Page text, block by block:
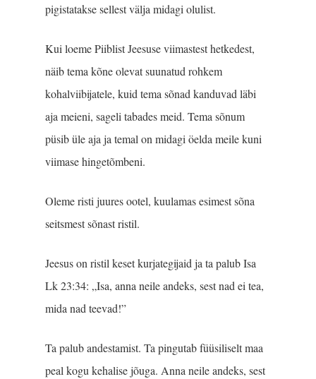
pigistatakse sellest välja midagi olulist.
Kui loeme Piiblist Jeesuse viimastest hetkedest,
näib tema kõne olevat suunatud rohkem
kohalviibijatele, kuid tema sõnad kanduvad läbi
aja meieni, sageli tabades meid. Tema sõnum
püsib üle aja ja temal on midagi öelda meile kuni
viimase hingetõmbeni.
Oleme risti juures ootel, kuulamas esimest sõna
seitsmest sõnast ristil.
Jeesus on ristil keset kurjategijaid ja ta palub Isa
Lk 23:34: „Isa, anna neile andeks, sest nad ei tea,
mida nad teevad!”
Ta palub andestamist. Ta pingutab füüsiliselt maa
peal kogu kehalise jõuga. Anna neile andeks, sest